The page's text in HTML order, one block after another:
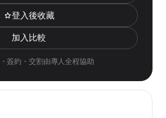
登入後收藏
加入比較
簽約・交割由專人全程協助